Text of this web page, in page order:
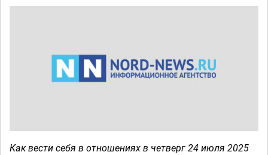
Как вести себя в отношениях в четверг 24 июля 2025